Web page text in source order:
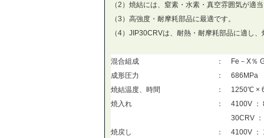
（2）焼結には、窒素・水素・真空雰囲気が適
（3）高強度・耐摩耗部品に最適です。
（4）JIP30CRVは、耐熱・耐摩耗部品に適し
混合組成 ：
Fe－X％
成形圧力
：
686MPa
焼結温度、時間
：
1250℃ ×
焼入れ
：
4100V ：
30CRV
焼戻し
：
4100V ：